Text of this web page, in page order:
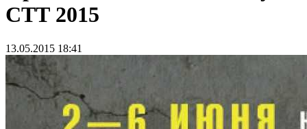
СТТ 2015
13.05.2015 18:41